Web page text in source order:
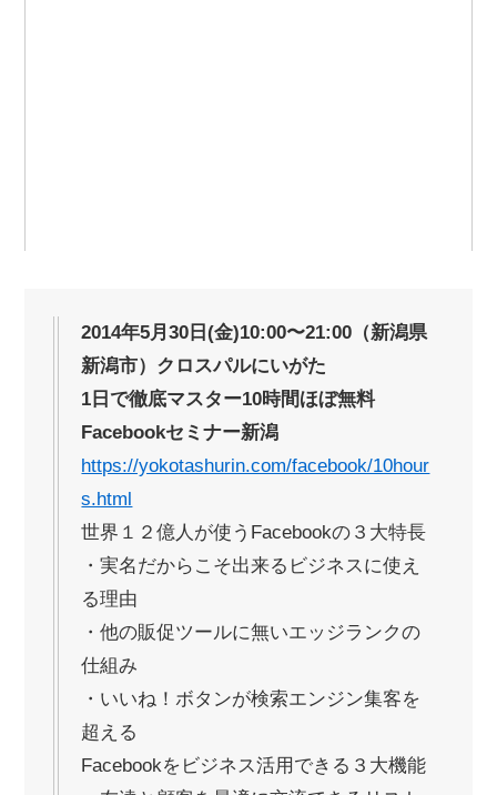
2014年5月30日(金)10:00〜21:00（新潟県
新潟市）クロスパルにいがた
1日で徹底マスター10時間ほぼ無料
Facebookセミナー新潟
https://yokotashurin.com/facebook/10hour
s.html
世界１２億人が使うFacebookの３大特長
・実名だからこそ出来るビジネスに使え
る理由
・他の販促ツールに無いエッジランクの
仕組み
・いいね！ボタンが検索エンジン集客を
超える
Facebookをビジネス活用できる３大機能